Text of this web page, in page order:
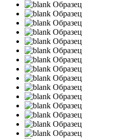
Образец
Образец
Образец
Образец
Образец
Образец
Образец
Образец
Образец
Образец
Образец
Образец
Образец
Образец
Образец